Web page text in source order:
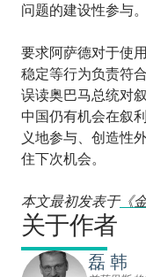
问题的建设性参与。
要求阿萨德对于使
稳定等行为负责符
误读奥巴马总统对
中国仍有机会在叙
义地参与、创造性
住下次机会。
本文最初发表于《
关于作者
磊 韩